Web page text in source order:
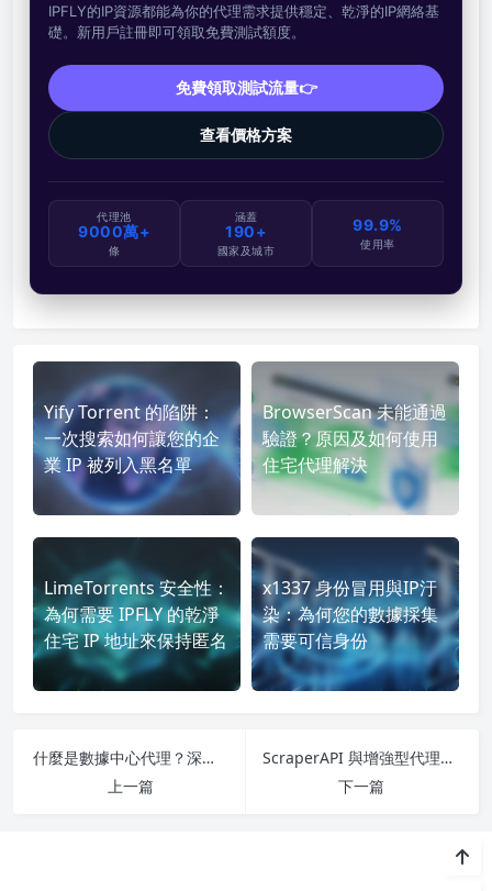
IPFLY的IP資源都能為你的代理需求提供穩定、乾淨的IP網絡基
礎。新用戶註冊即可領取免費測試額度。
免費領取測試流量👉
查看價格方案
代理池
9000萬+
條
涵蓋
190+
國家及城市
99.9%
使用率
Yify Torrent 的陷阱：
一次搜索如何讓您的企
業 IP 被列入黑名單
BrowserScan 未能通過
驗證？原因及如何使用
住宅代理解決
LimeTorrents 安全性：
為何需要 IPFLY 的乾淨
住宅 IP 地址來保持匿名
x1337 身份冒用與IP汙
染：為何您的數據採集
需要可信身份
什麼是數據中心代理？深入探討2026年的現代代理基礎設施
上一篇
ScraperAPI 與增強型代理：為何 IPFLY 能實現更高的成功率
下一篇